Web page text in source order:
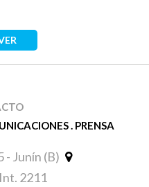
. PRENSA
- Junín (B)
2211